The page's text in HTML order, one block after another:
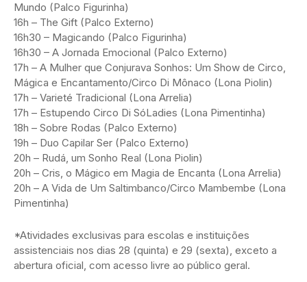
Mundo (Palco Figurinha)
16h – The Gift (Palco Externo)
16h30 – Magicando (Palco Figurinha)
16h30 – A Jornada Emocional (Palco Externo)
17h – A Mulher que Conjurava Sonhos: Um Show de Circo,
Mágica e Encantamento/Circo Di Mônaco (Lona Piolin)
17h – Varieté Tradicional (Lona Arrelia)
17h – Estupendo Circo Di SóLadies (Lona Pimentinha)
18h – Sobre Rodas (Palco Externo)
19h – Duo Capilar Ser (Palco Externo)
20h – Rudá, um Sonho Real (Lona Piolin)
20h – Cris, o Mágico em Magia de Encanta (Lona Arrelia)
20h – A Vida de Um Saltimbanco/Circo Mambembe (Lona
Pimentinha)
*Atividades exclusivas para escolas e instituições
assistenciais nos dias 28 (quinta) e 29 (sexta), exceto a
abertura oficial, com acesso livre ao público geral.